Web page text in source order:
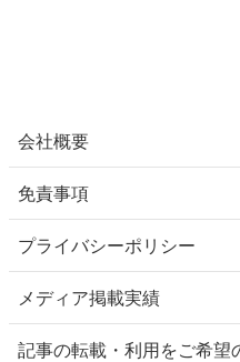
会社概要
免責事項
プライバシーポリシー
メディア掲載実績
記事の転載・利用をご希望